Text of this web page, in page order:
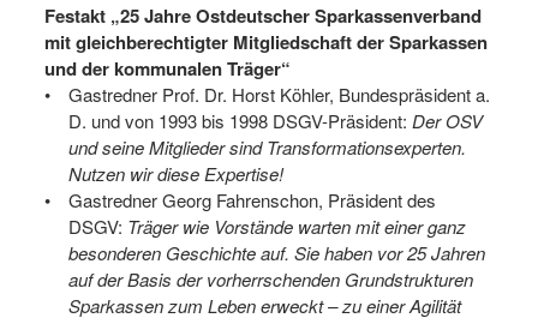
Festakt „25 Jahre Ostdeutscher Sparkassenverband
mit gleichberechtigter Mitgliedschaft der Sparkassen
und der kommunalen Träger“
Gastredner Prof. Dr. Horst Köhler, Bundespräsident a.
D. und von 1993 bis 1998 DSGV-Präsident: Der OSV
und seine Mitglieder sind Transformationsexperten.
Nutzen wir diese Expertise!
Gastredner Georg Fahrenschon, Präsident des
DSGV: Träger wie Vorstände warten mit einer ganz
besonderen Geschichte auf. Sie haben vor 25 Jahren
auf der Basis der vorherrschenden Grundstrukturen
Sparkassen zum Leben erweckt – zu einer Agilität